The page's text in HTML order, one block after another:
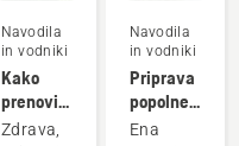
Navodila
in vodniki
Kako
prenoviti
zelenico
Zdrava,
Navodila
in vodniki
Priprava
popolne
zelenice
Ena